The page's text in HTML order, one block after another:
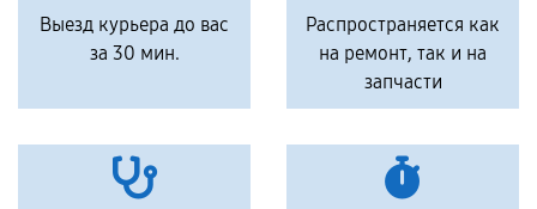
Выезд курьера до вас
за 30 мин.
Распространяется как
на ремонт, так и на
запчасти